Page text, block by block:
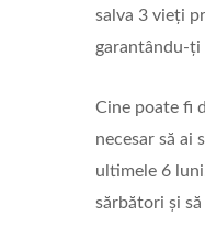
salva 3 vieți
garantându-ți
Cine poate fi
necesar să ai
ultimele 6
sărbători și